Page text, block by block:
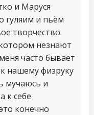
и Маруся
гуляим и пьём
творчество.
незнают
часто бывает
нашему физруку
мучаюсь и
к себе
конечно